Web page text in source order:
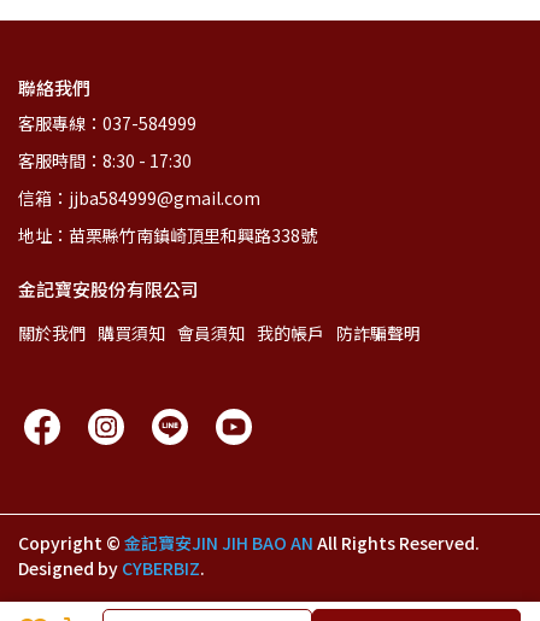
聯絡我們
客服專線：037-584999
客服時間：8:30 - 17:30
信箱：jjba584999@gmail.com
地址：苗栗縣竹南鎮崎頂里和興路338號
金記寶安股份有限公司
關於我們 購買須知 會員須知 我的帳戶 防詐騙聲明
Copyright © 金記寶安JIN JIH BAO AN All Rights Reserved.
Designed by CYBERBIZ.